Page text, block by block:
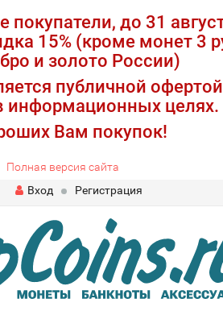
до 31
15% (кроме монет 3
и золото России)
публичной
информационных целях.
Вам покупок!
Полная версия сайта
Вход
Регистрация